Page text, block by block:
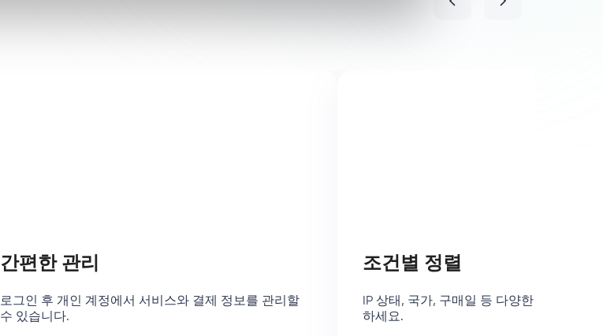
간편한 관리
로그인 후 개인 계정에서 서비스와 결제 정보를 관리할
수 있습니다.
조건별 정렬
IP 상태, 국가, 구매일 등 다양한 조건으로
하세요.